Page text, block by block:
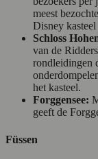
meest
Disney kasteel
Schloss
van de
rondleidingen
het kasteel.
Forggensee:
geeft de
Füssen